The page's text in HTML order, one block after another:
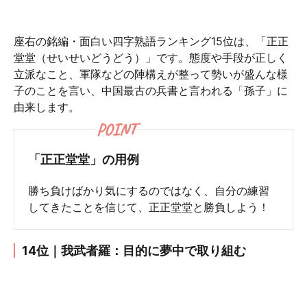
座右の銘編・面白い四字熟語ランキング15位は、「正正
堂堂（せいせいどうどう）」です。態度や手段が正しく
立派なこと、軍隊などの陣構えが整って勢いが盛んな様
子のことを言い、中国最古の兵書と言われる「孫子」に
由来します。
POINT
「正正堂堂」の用例
勝ち負けばかり気にするのではなく、自分の練習
してきたことを信じて、正正堂堂と勝負しよう！
14位｜我武者羅：目的に夢中で取り組む